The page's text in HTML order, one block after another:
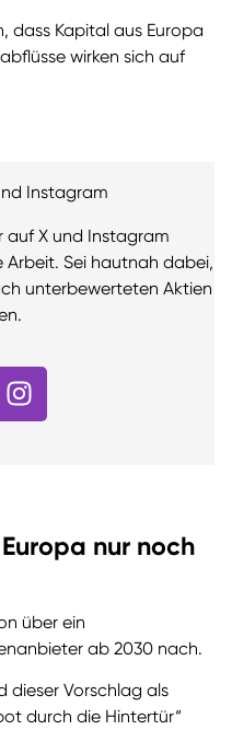
dass Kapital aus Europa
wirken sich auf
Instagram
auf X und Instagram
Arbeit. Sei hautnah dabei,
unterbewerteten Aktien
nur noch
über ein
ab 2030 nach.
dieser Vorschlag als
durch die Hintertür“